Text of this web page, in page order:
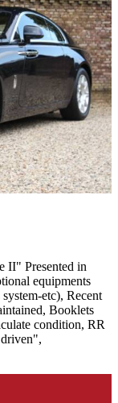
II" Presented in
equipments
etc), Recent
Booklets
condition, RR